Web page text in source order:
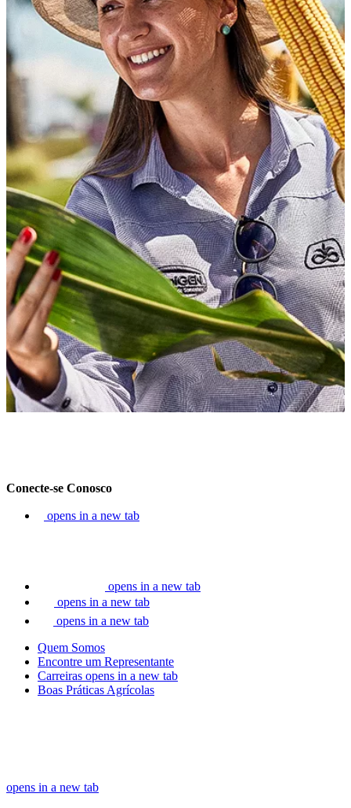
Conecte-se Conosco
opens in a new tab
opens in a new tab
opens in a new tab
opens in a new tab
Quem Somos
Encontre um Representante
Carreiras opens in a new tab
Boas Práticas Agrícolas
opens in a new tab